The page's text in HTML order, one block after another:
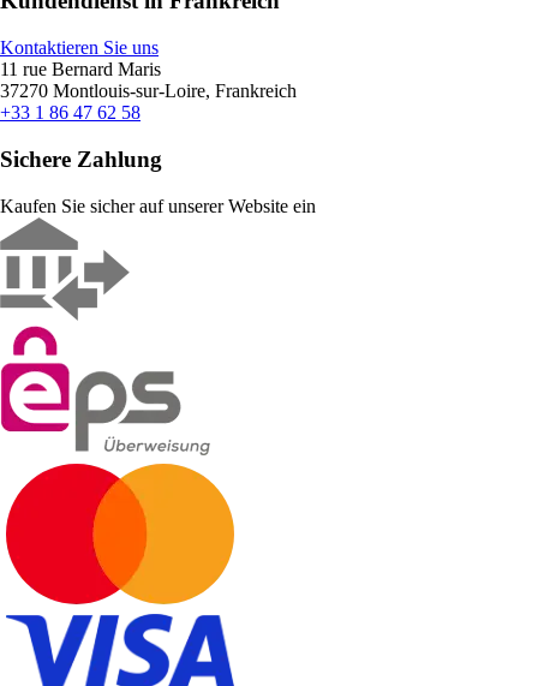
Kontaktieren Sie uns
11 rue Bernard Maris
37270 Montlouis-sur-Loire, Frankreich
+33 1 86 47 62 58
Sichere Zahlung
Kaufen Sie sicher auf unserer Website ein